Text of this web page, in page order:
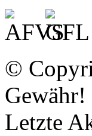
©
Gewähr!
Letzte